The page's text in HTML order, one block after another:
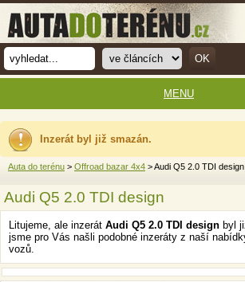
Inzerát byl již smazán.
Auta do terénu > Offroad bazar 4x4 > Audi Q5 2.0 TDI design
Audi Q5 2.0 TDI design
Litujeme, ale inzerát Audi Q5 2.0 TDI design byl
jsme pro Vás našli podobné inzeráty z naší
vozů.
MENU